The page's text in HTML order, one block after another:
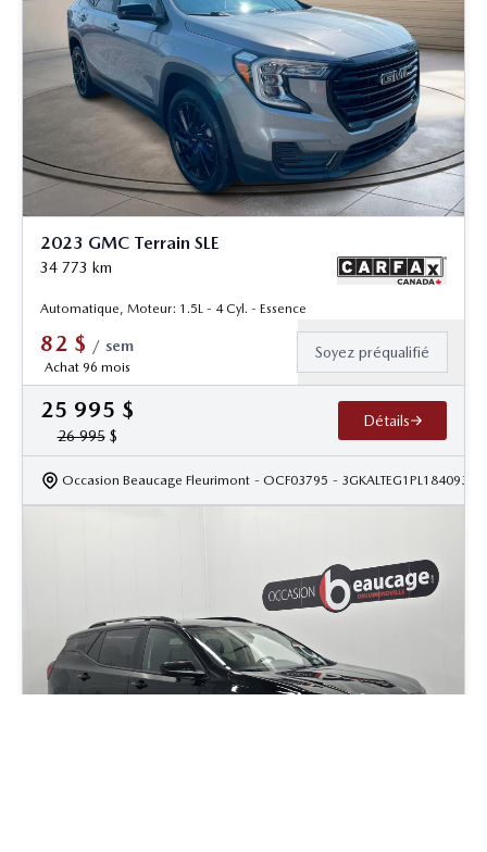
2023 GMC Terrain SLE
34 773 km
Automatique, Moteur: 1.5L - 4 Cyl. - Essence
82 $ / sem
Achat 96 mois
Soyez préqualifié
25 995 $
26 995$
Détails
Occasion Beaucage Fleurimont - OCF03795 - 3GKALTEG1PL184093